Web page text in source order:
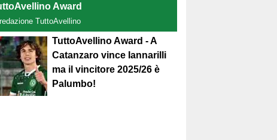
Award
TuttoAvellino
TuttoAvellino Award - A
Catanzaro vince Iannarilli
ma il vincitore 2025/26 è
Palumbo!